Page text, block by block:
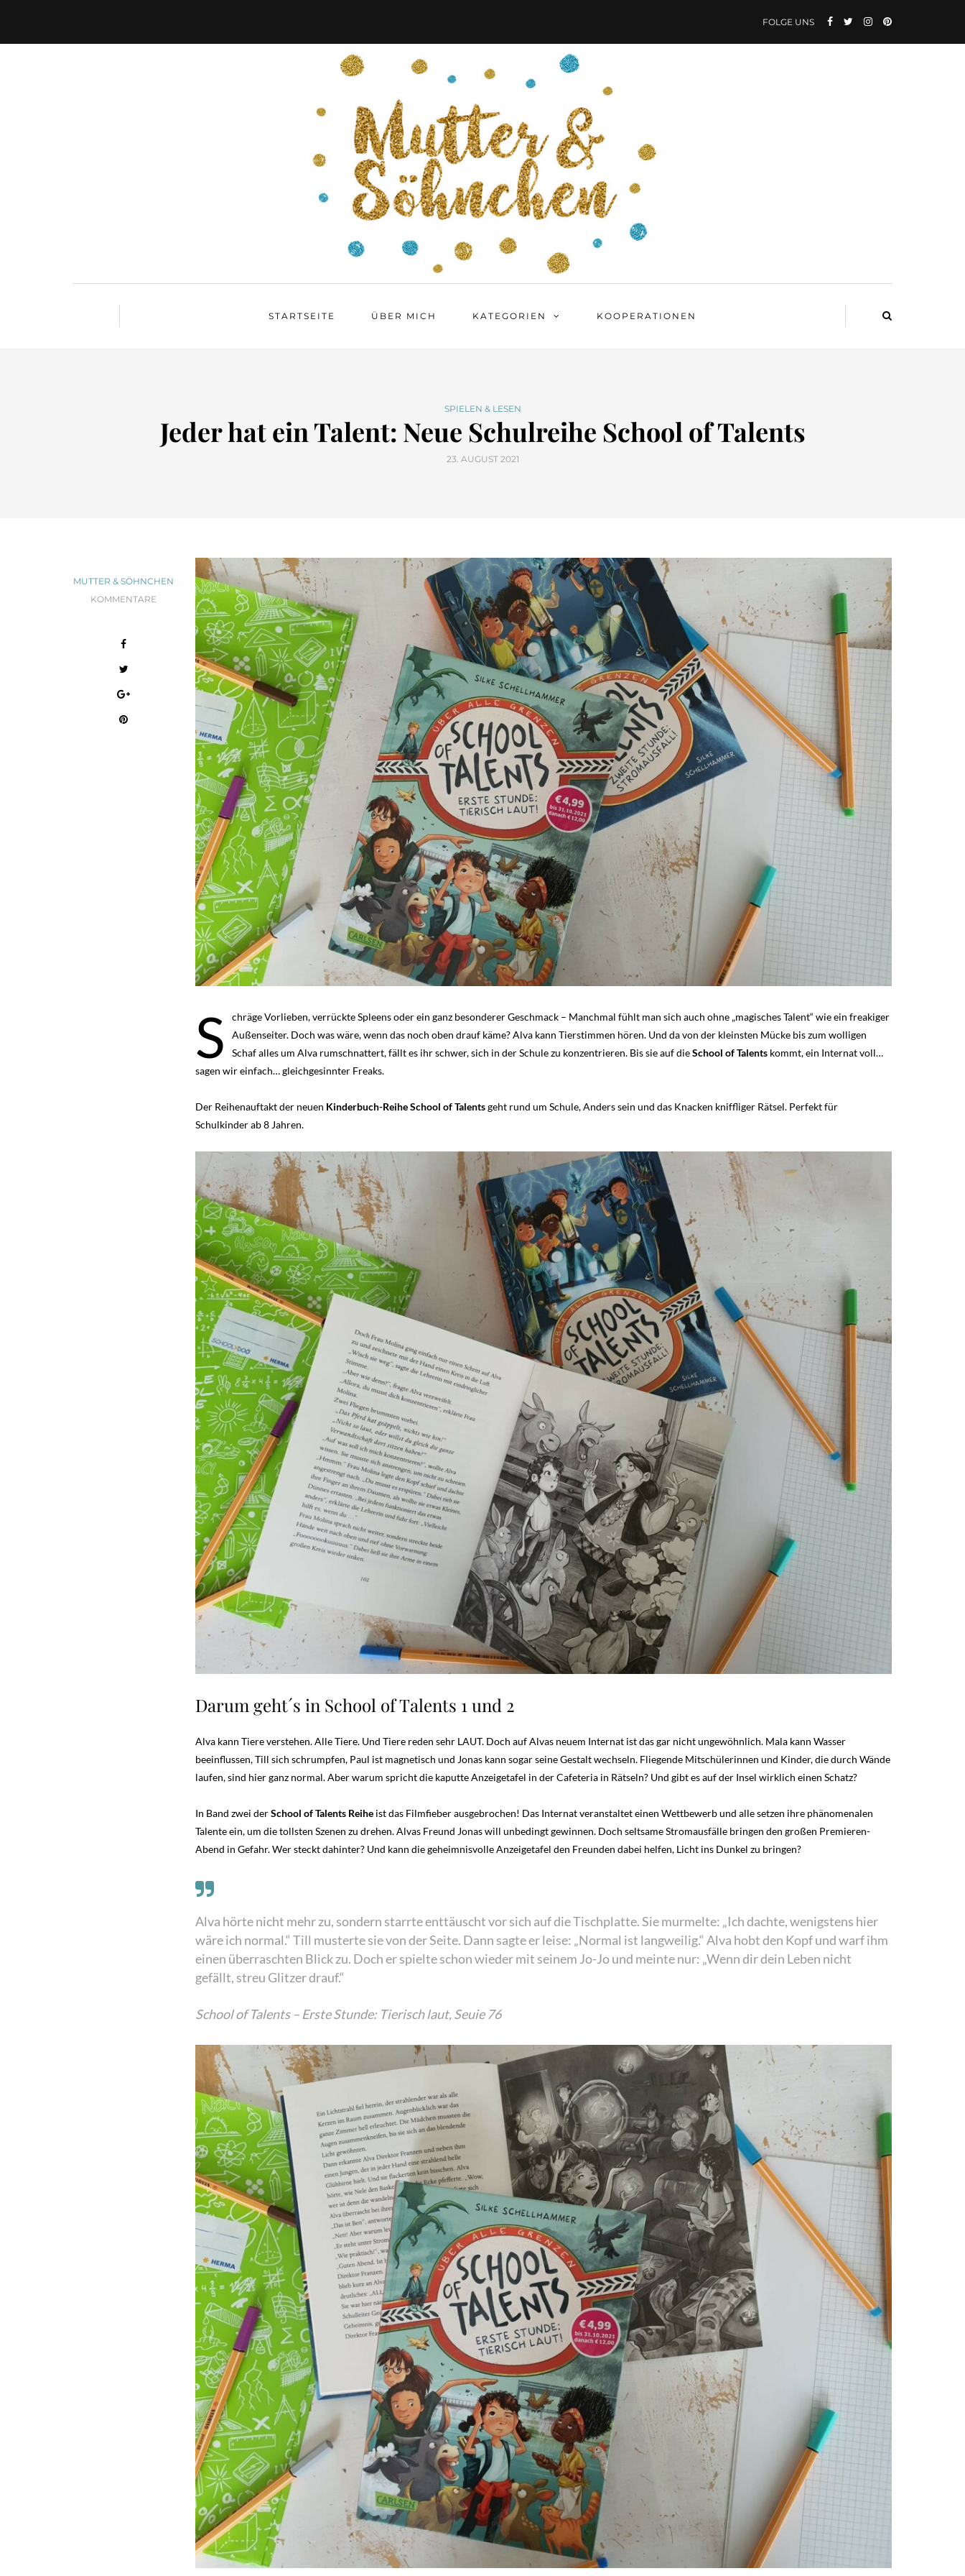
FOLGE UNS
STARTSEITE ÜBER MICH KATEGORIEN KOOPERATIONEN
SPIELEN & LESEN
Jeder hat ein Talent: Neue Schulreihe School of Talents
23. AUGUST 2021
MUTTER & SÖHNCHEN
KOMMENTARE
S
chräge Vorlieben, verrückte Spleens oder ein ganz besonderer Geschmack – Manchmal fühlt man sich auch ohne „magisches Talent“ wie ein freakiger
Außenseiter. Doch was wäre, wenn das noch oben drauf käme? Alva kann Tierstimmen hören. Und da von der kleinsten Mücke bis zum wolligen
Schaf alles um Alva rumschnattert, fällt es ihr schwer, sich in der Schule zu konzentrieren. Bis sie auf dieSchool of Talents kommt, ein Internat voll…
sagen wir einfach… gleichgesinnter Freaks.
Der Reihenauftakt der neuen Kinderbuch-Reihe School of Talentsgeht rund um Schule, Anders sein und das Knacken kniffliger Rätsel. Perfekt für
Schulkinder ab 8 Jahren.
Darum geht´s in School of Talents 1 und 2
Alva kann Tiere verstehen. Alle Tiere. Und Tiere reden sehr LAUT. Doch auf Alvas neuem Internat ist das gar nicht ungewöhnlich. Mala kann Wasser
beeinflussen, Till sich schrumpfen, Paul ist magnetisch und Jonas kann sogar seine Gestalt wechseln. Fliegende Mitschülerinnen und Kinder, die durch Wände
laufen, sind hier ganz normal. Aber warum spricht die kaputte Anzeigetafel in der Cafeteria in Rätseln? Und gibt es auf der Insel wirklich einen Schatz?
In Band zwei derSchool of Talents Reihe ist das Filmfieber ausgebrochen! Das Internat veranstaltet einen Wettbewerb und alle setzen ihre phänomenalen
Talente ein, um die tollsten Szenen zu drehen. Alvas Freund Jonas will unbedingt gewinnen. Doch seltsame Stromausfälle bringen den großen Premieren-
Abend in Gefahr. Wer steckt dahinter? Und kann die geheimnisvolle Anzeigetafel den Freunden dabei helfen, Licht ins Dunkel zu bringen?
Alva hörte nicht mehr zu, sondern starrte enttäuscht vor sich auf die Tischplatte. Sie murmelte: „Ich dachte, wenigstens hier
wäre ich normal.“ Till musterte sie von der Seite. Dann sagte er leise: „Normal ist langweilig.“ Alva hobt den Kopf und warf ihm
einen überraschten Blick zu. Doch er spielte schon wieder mit seinem Jo-Jo und meinte nur: „Wenn dir dein Leben nicht
gefällt, streu Glitzer drauf.“
School of Talents – Erste Stunde: Tierisch laut, Seuie 76